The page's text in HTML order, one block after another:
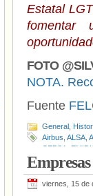
Estatal
fomentar
FOTO
NOTA.
Fuente
General
Airbus ALSA
CEPSA
Google,Head
Magenta
Oxfam
viernes, 15 de